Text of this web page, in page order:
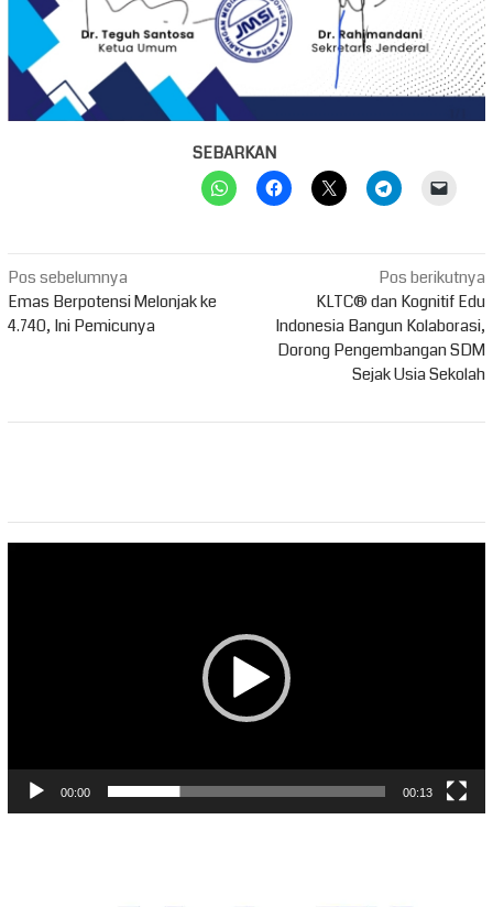
SEBARKAN
Navigasi
pos
Pos sebelumnya
Emas Berpotensi Melonjak ke
4.740, Ini Pemicunya
Pos berikutnya
KLTC® dan Kognitif Edu
Indonesia Bangun Kolaborasi,
Dorong Pengembangan SDM
Sejak Usia Sekolah
00:00 00:13